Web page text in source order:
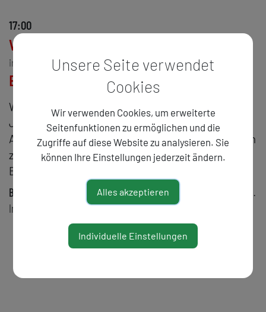
17:00
Walter Famler
im Gespräch mit
Bernhard Cella
Was bedeutet Selbstpublizieren im 21.
Jahrhundert? Ist der Druck auf Papier die
Alternative zum digitalen Austausch? Wie lässt sich
zwischen Subversionsgestus und neuem
Biedermeier unterscheiden?
Bernhard Cella
lebt und arbeitet als Künstler und Verleger in Wien.
Initiator des Salons für Kunstbuch und von NO-ISBN.
Unsere Seite verwendet
Cookies
Wir verwenden Cookies, um erweiterte
Seitenfunktionen zu ermöglichen und die
Zugriffe auf diese Website zu analysieren. Sie
können Ihre Einstellungen jederzeit ändern.
Alles akzeptieren
Individuelle Einstellungen